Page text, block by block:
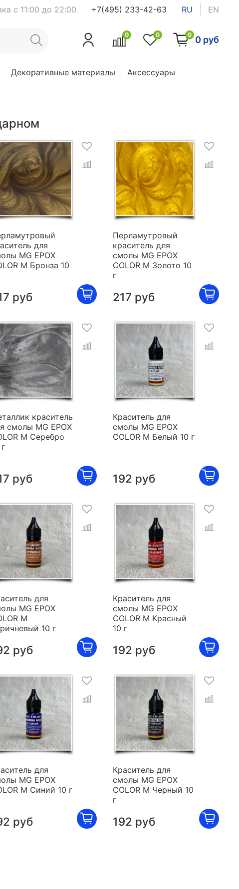
с 11:00 до 22:00 +7(495) 233-42-63 RU EN
0 0 0 0 руб
Декоративные материалы Аксессуары
для
MG EPOX
M Бронза 10
руб
Перламутровый
краситель для
смолы MG EPOX
COLOR M Золото 10
г
217 руб
краситель
смолы MG EPOX
M Серебро
руб
Краситель для
смолы MG EPOX
COLOR M Белый 10 г
192 руб
для
MG EPOX
M
10 г
руб
Краситель для
смолы MG EPOX
COLOR M Красный
10 г
192 руб
для
MG EPOX
M Синий 10 г
руб
Краситель для
смолы MG EPOX
COLOR M Черный 10
г
192 руб